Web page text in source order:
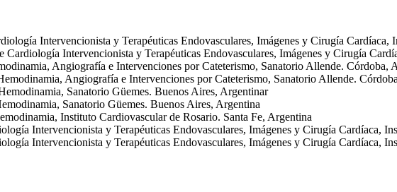
Intervencionista y Terapéuticas Endovasculares, Imágenes y Cirugía
Cardiología Intervencionista y Terapéuticas Endovasculares, Imágenes y Cirugía
Angiografía e Intervenciones por Cateterismo, Sanatorio Allende. Córdoba,
Angiografía e Intervenciones por Cateterismo, Sanatorio Allende.
Sanatorio Güemes. Buenos Aires, Argentinar
Sanatorio Güemes. Buenos Aires, Argentina
Instituto Cardiovascular de Rosario. Santa Fe, Argentina
Intervencionista y Terapéuticas Endovasculares, Imágenes y Cirugía Cardíaca,
Intervencionista y Terapéuticas Endovasculares, Imágenes y Cirugía Cardíaca,